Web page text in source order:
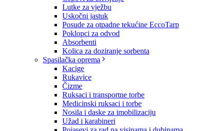
Lutke za vježbu
Uskočni jastuk
Posude za otpadne tekućine EccoTarp
Poklopci za odvod
Absorbenti
Kolica za doziranje sorbenta
Spasilačka oprema
Kacige
Rukavice
Čizme
Ruksaci i transportne torbe
Medicinski ruksaci i torbe
Nosila i daske za imobilizaciju
Užad i karabineri